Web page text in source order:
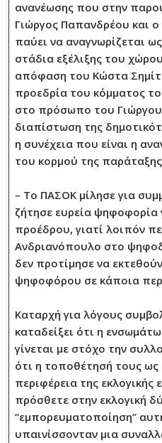
ανανέωσης που στην
Γιώργος Παπανδρέου και ο
παύει να αναγνωρίζεται
στάδια εξέλιξης του
απόφαση του Κώστα
προεδρία του κόμματος
στο πρόσωπο του
διαπίστωση της
η συνέχεια που είναι η
του κορμού της
– Το ΠΑΣΟΚ μίλησε για
ζήτησε ευρεία ψηφοφορία
προέδρου, γιατί λοιπόν
Ανδριανόπουλο στο
δεν προτίμησε να
ψηφοφόρου σε κάποια
Καταρχή για λόγους
καταδείξει ότι η
γίνεται με στόχο την
ότι η τοποθέτησή τους
περιφέρεια της εκλογικής
πρόσθετε στην εκλογική
“εμπορευματοποίηση”
υπαινίσσονταν μια